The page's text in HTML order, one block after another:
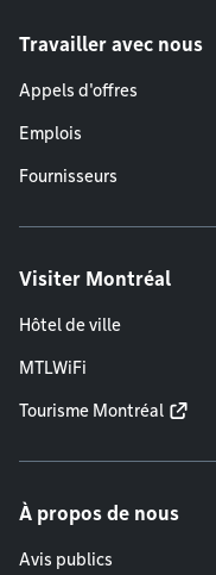
Travailler avec nous
Appels d'offres
Emplois
Fournisseurs
Visiter Montréal
Hôtel de ville
MTLWiFi
Tourisme Montréal
À propos de nous
Avis publics